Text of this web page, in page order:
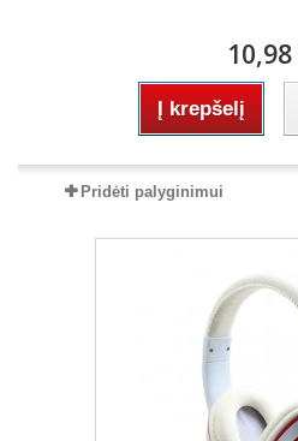
10,98
Į krepšelį
Pridėti palyginimui